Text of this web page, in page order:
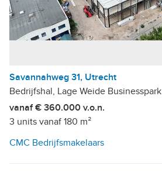
Savannahweg 31, Utrecht
Bedrijfshal, Lage Weide Businesspark
vanaf € 360.000 v.o.n.
3 units vanaf 180 m²
CMC Bedrijfsmakelaars